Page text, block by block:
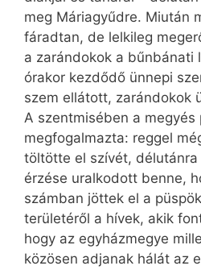
meg Máriagyűdre. Miután
fáradtan, de lelkileg
a zarándokok a bűnbánati
órakor kezdődő ünnepi
szem ellátott, zarándokok
A szentmisében a megyés
megfogalmazta: reggel
töltötte el szívét,
érzése uralkodott benne,
számban jöttek el a
területéről a hívek, akik
hogy az egyházmegye
közösen adjanak hálát az